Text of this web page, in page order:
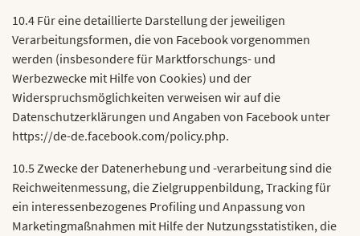
10.4 Für eine detaillierte Darstellung der jeweiligen
Verarbeitungsformen, die von Facebook vorgenommen
werden (insbesondere für Marktforschungs- und
Werbezwecke mit Hilfe von Cookies) und der
Widerspruchsmöglichkeiten verweisen wir auf die
Datenschutzerklärungen und Angaben von Facebook unter
https://de-de.facebook.com/policy.php.
10.5 Zwecke der Datenerhebung und -verarbeitung sind die
Reichweitenmessung, die Zielgruppenbildung, Tracking für
ein interessenbezogenes Profiling und Anpassung von
Marketingmaßnahmen mit Hilfe der Nutzungsstatistiken, die